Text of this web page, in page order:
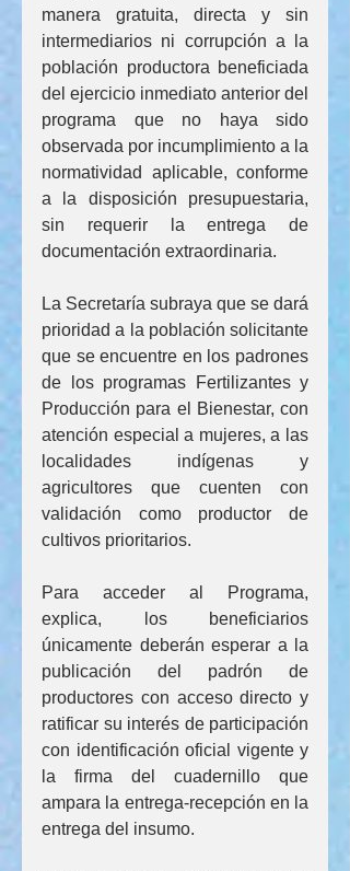
manera gratuita, directa y sin
intermediarios ni corrupción a la
población productora beneficiada
del ejercicio inmediato anterior del
programa que no haya sido
observada por incumplimiento a la
normatividad aplicable, conforme
a la disposición presupuestaria,
sin requerir la entrega de
documentación extraordinaria.
La Secretaría subraya que se dará
prioridad a la población solicitante
que se encuentre en los padrones
de los programas Fertilizantes y
Producción para el Bienestar, con
atención especial a mujeres, a las
localidades indígenas y
agricultores que cuenten con
validación como productor de
cultivos prioritarios.
Para acceder al Programa,
explica, los beneficiarios
únicamente deberán esperar a la
publicación del padrón de
productores con acceso directo y
ratificar su interés de participación
con identificación oficial vigente y
la firma del cuadernillo que
ampara la entrega-recepción en la
entrega del insumo.